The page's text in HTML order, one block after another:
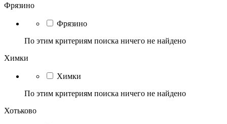
Фрязино
Фрязино
По этим критериям поиска ничего не найдено
Химки
Химки
По этим критериям поиска ничего не найдено
Хотьково